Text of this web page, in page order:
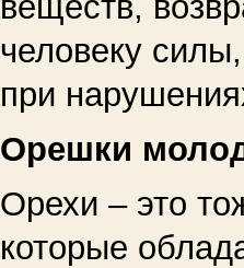
человеку
при
Орешки
Орехи – это
которые